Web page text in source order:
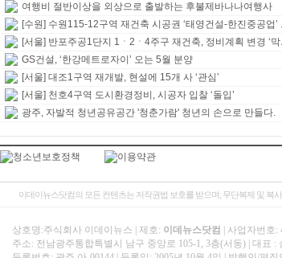
여행비 절반이상을 외상으로 출발하는 후불제바나나여행사
[수원] 수원115-12구역 재건축 시공권 ‘태영건설-한진중공업’
[서울] 반포주공1단지 1ㆍ2ㆍ4주구 재건축, 정비계획 변경 ‘막
GS건설, ‘한강메트로자이’ 오는 5월 분양
[서울] 대조1구역 재개발, 현설에 15개 사 ‘관심’
[서울] 천호4구역 도시환경정비, 시공자 입찰 ‘돌입’
광주, 자발적 청년공유공간 '청춘가람' 청년의 손으로 만들다.
이데이뉴스닷컴의 모든 컨텐츠는 저작권법 보호를 받으며, 무단복제 및 복
상호명:주식회사 이데이뉴스 | 제호: 이데뉴스닷컴
| 사업자번호
주소: 전남광주통합특별시 남구 중앙로 105-1, 3층(서동) | 대표 :